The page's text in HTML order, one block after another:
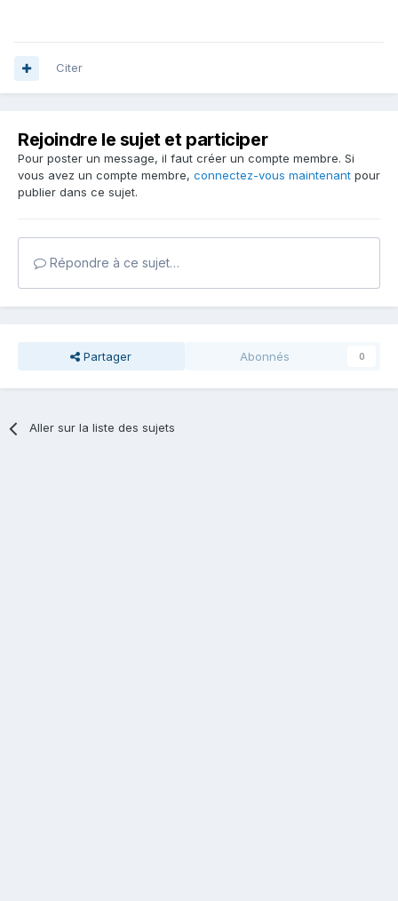
Citer
Rejoindre le sujet et participer
Pour poster un message, il faut créer un compte membre. Si
vous avez un compte membre, connectez-vous maintenant pour
publier dans ce sujet.
Répondre à ce sujet…
Partager Abonnés 0
Aller sur la liste des sujets